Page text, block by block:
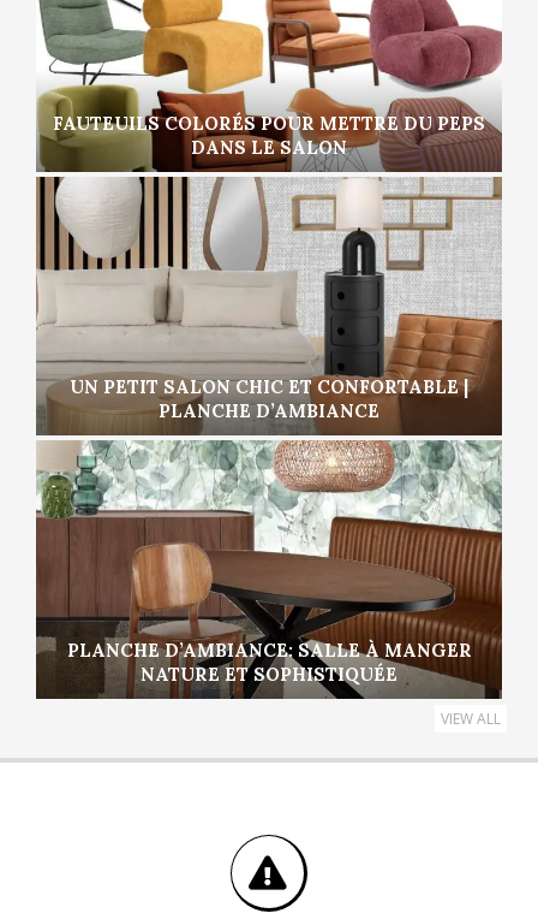
FAUTEUILS COLORÉS POUR METTRE DU PEPS
DANS LE SALON
UN PETIT SALON CHIC ET CONFORTABLE |
PLANCHE D’AMBIANCE
PLANCHE D’AMBIANCE: SALLE À MANGER
NATURE ET SOPHISTIQUÉE
VIEW ALL